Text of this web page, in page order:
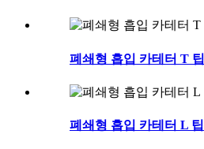
폐쇄형 흡입 카테터 T 팁
폐쇄형 흡입 카테터 L 팁